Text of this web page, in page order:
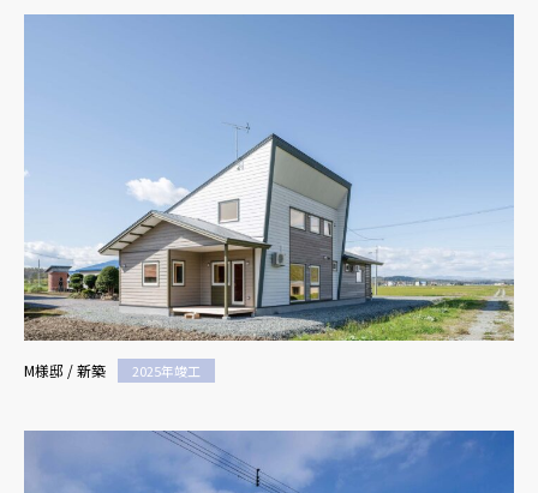
M様邸 / 新築 2025年竣工